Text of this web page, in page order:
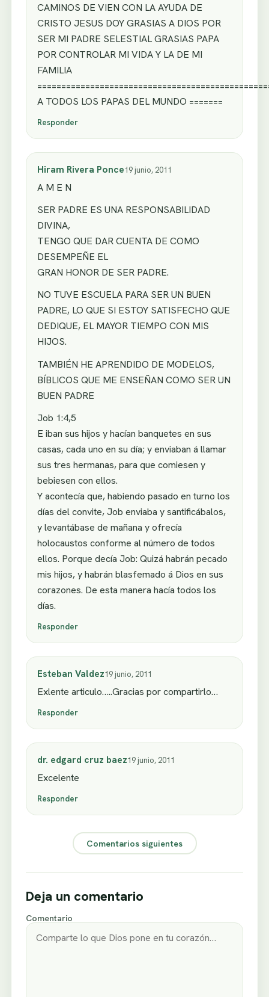
CAMINOS DE VIEN CON LA AYUDA DE
CRISTO JESUS DOY GRASIAS A DIOS POR
SER MI PADRE SELESTIAL GRASIAS PAPA
POR CONTROLAR MI VIDA Y LA DE MI
FAMILIA
A TODOS LOS PAPAS DEL MUNDO =======
Responder
Hiram Rivera Ponce19 junio, 2011
A M E N
SER PADRE ES UNA RESPONSABILIDAD
DIVINA,
TENGO QUE DAR CUENTA DE COMO
DESEMPEÑE EL
GRAN HONOR DE SER PADRE.
NO TUVE ESCUELA PARA SER UN BUEN
PADRE, LO QUE SI ESTOY SATISFECHO QUE
DEDIQUE, EL MAYOR TIEMPO CON MIS
HIJOS.
TAMBIÉN HE APRENDIDO DE MODELOS,
BÍBLICOS QUE ME ENSEÑAN COMO SER UN
BUEN PADRE
Job 1:4,5
E iban sus hijos y hacían banquetes en sus
casas, cada uno en su día; y enviaban á llamar
sus tres hermanas, para que comiesen y
bebiesen con ellos.
Y acontecía que, habiendo pasado en turno los
días del convite, Job enviaba y santificábalos,
y levantábase de mañana y ofrecía
holocaustos conforme al número de todos
ellos. Porque decía Job: Quizá habrán pecado
mis hijos, y habrán blasfemado á Dios en sus
corazones. De esta manera hacía todos los
días.
Responder
Esteban Valdez19 junio, 2011
Exlente articulo…..Gracias por compartirlo…
Responder
dr. edgard cruz baez19 junio, 2011
Excelente
Responder
Comentarios siguientes
Deja un comentario
Comentario